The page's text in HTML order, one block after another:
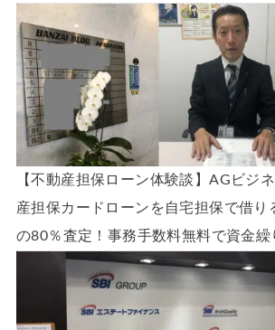
【不動産担保ローン体験談】AGビジ
産担保カードローンを自宅担保で借り
の80％査定！事務手数料無料で資金繰